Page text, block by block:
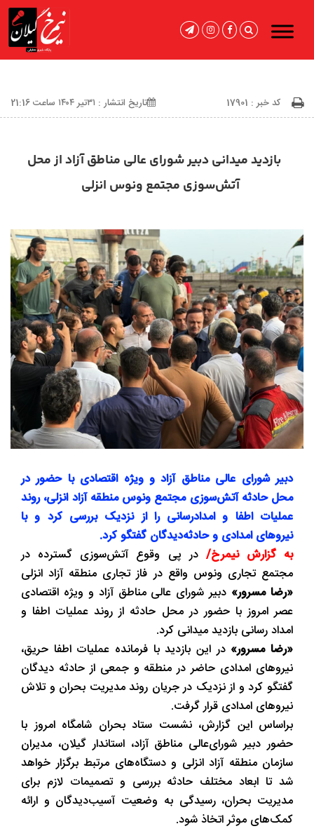
کد خبر : 17901 تاریخ انتشار : ۳۱تیر ۱۴۰۴ ساعت 21:16
بازدید میدانی دبیر شورای‌ عالی مناطق آزاد از محل
آتش‌سوزی مجتمع ونوس انزلی
دبیر شورای‌ عالی مناطق آزاد و ویژه اقتصادی با حضور در
محل حادثه آتش‌سوزی مجتمع ونوس منطقه آزاد انزلی، روند
عملیات اطفا و امدادرسانی را از نزدیک بررسی کرد و با
نیروهای امدادی و حادثه‌دیدگان گفتگو کرد.
به گزارش نیمرخ/در پی وقوع آتش‌سوزی گسترده در
مجتمع تجاری ونوس واقع در فاز تجاری منطقه آزاد انزلی
«رضا مسرور» دبیر شورای‌ عالی مناطق آزاد و ویژه اقتصادی
عصر امروز با حضور در محل حادثه از روند عملیات اطفا و
امداد رسانی بازدید میدانی کرد.
«رضا مسرور» در این بازدید با فرمانده عملیات اطفا حریق،
نیروهای امدادی حاضر در منطقه و جمعی از حادثه ‌دیدگان
گفتگو کرد و از نزدیک در جریان روند مدیریت بحران و تلاش
نیروهای امدادی قرار گرفت.
براساس این گزارش، نشست ستاد بحران شامگاه امروز با
حضور دبیر شورای‌عالی مناطق آزاد، استاندار گیلان، مدیران
سازمان منطقه آزاد انزلی و دستگاه‌های مرتبط برگزار خواهد
شد تا ابعاد مختلف حادثه بررسی و تصمیمات لازم برای
مدیریت بحران، رسیدگی به وضعیت آسیب‌دیدگان و ارائه
کمک‌های موثر اتخاذ شود.